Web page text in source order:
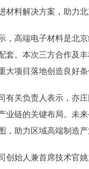
材料解决方案，助力
高端电子材料是北京
套。本次三方合作及
大项目落地创造良好
关负责人表示，亦庄
业链的关键布局。未
，助力区域高端制造
始人兼首席技术官姚